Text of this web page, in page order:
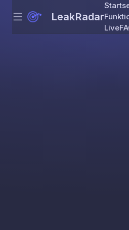
Menu LeakRadar
Live